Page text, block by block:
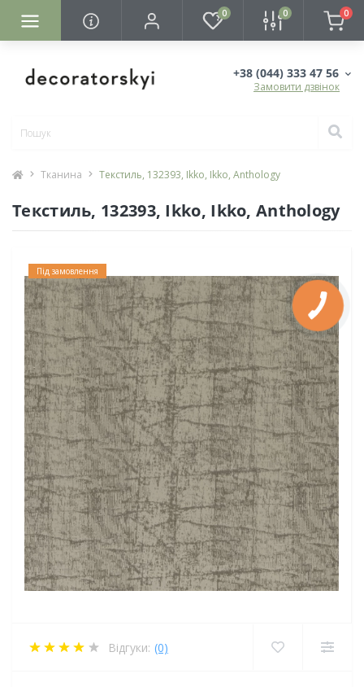
0 0 0
+38 (044) 333 47 56
Замовити дзвінок
Тканина Текстиль, 132393, Ikko, Ikko, Anthology
Текстиль, 132393, Ikko, Ikko, Anthology
Під замовлення
Відгуки: (0)